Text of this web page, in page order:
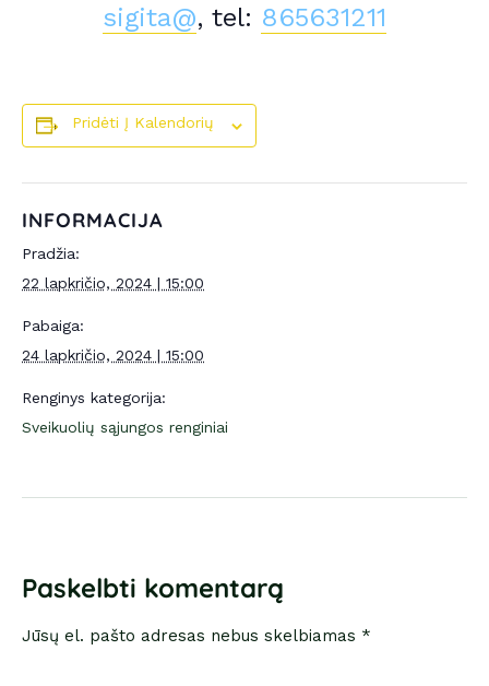
sigita@, tel: 865631211
Pridėti Į Kalendorių
INFORMACIJA
Pradžia:
22 lapkričio, 2024 | 15:00
Pabaiga:
24 lapkričio, 2024 | 15:00
Renginys kategorija:
Sveikuolių sąjungos renginiai
Paskelbti komentarą
Jūsų el. pašto adresas nebus skelbiamas *